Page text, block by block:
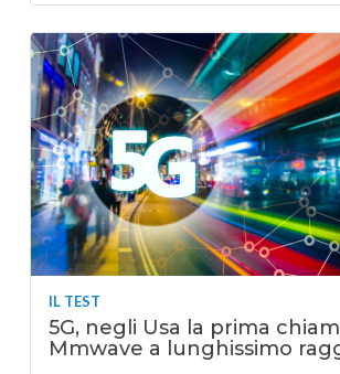
IL TEST
5G, negli Usa la prima
Mmwave a lunghissimo